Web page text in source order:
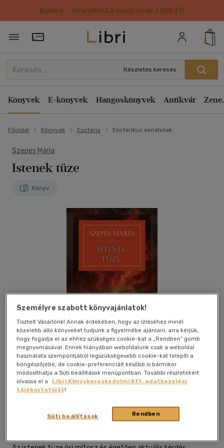
Kulacs / strandtáska most csak 1499 Ft!
Törzsvásárlói Kártya adatai
Részletes keresés
Könyvek E-könyvek Hangoskönyvek Antikvár
Főoldal Könyvek Ezotéria Ezoterikus elméletek
Szepes Mária
Istenek tüze
Könyv
Beleolvasok Kívánságlistához adom Megosztom
Good Life Books|2025|magyar nyelvű|puhatáblás,
Személyre szabott könyvajánlatok!
Tisztelt Vásárlónk! Annak érdekében, hogy az ízléséhez minél
közelebb álló könyveket tudjunk a figyelmébe ajánlani, arra kérjük,
hogy fogadja el az ehhez szükséges cookie-kat a „Rendben” gomb
megnyomásával. Ennek hiányában weboldalunk csak a weboldal
használata szempontjából legszükségesebb cookie-kat telepíti a
böngészőjébe, de cookie-preferenciáit később is bármikor
módosíthatja a Süti beállítások menüpontban. További részletekért
olvassa el a
Libri Könyvkereskedelmi Kft. adatkezelési
tájékoztatóját!
Rendben
Süti beállítások